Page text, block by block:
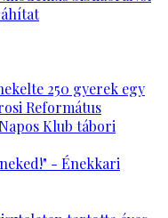
250 gyerek egy
Református
Klub tábori
- Énekkari